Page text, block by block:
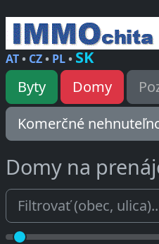
AT• CZ• PL• SK
Byty Domy
Komerčné
Domy na